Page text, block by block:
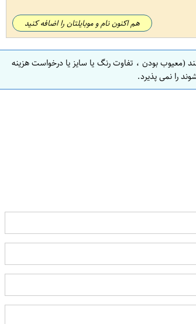
هم اکنون نام و موبایلتان را اضافه کنید
(معیوب بودن ، تفاوت رنگ یا سایز یا درخواست هزینه
را نمی پذیرد.